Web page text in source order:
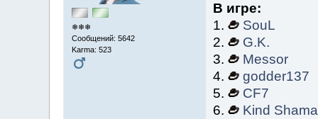
❄❄❄
Сообщений: 5642
Karma: 523
В игре:
1.
SouL
2.
G.K.
3.
Messor
4.
godder137
5.
CF7
6.
Kind